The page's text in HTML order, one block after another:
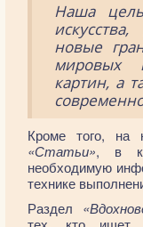
Наша
новые
мировых
картин, а
Кроме того, на
«Статьи», в
необходимую
технике
Раздел